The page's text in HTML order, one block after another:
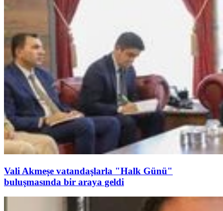
Vali Akmeşe vatandaşlarla "Halk Günü"
buluşmasında bir araya geldi